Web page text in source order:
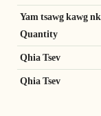
Yam tsawg kawg
Quantity
Qhia Tsev
Qhia Tsev